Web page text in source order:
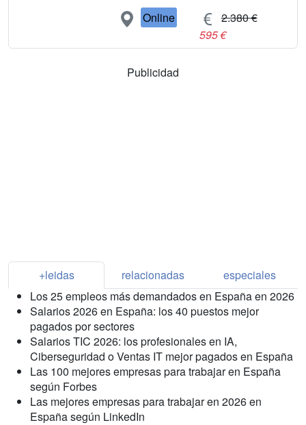
Online
2.380 €
595 €
Publicidad
+leidas relacionadas
especiales
Los 25 empleos más demandados en España en 2026
Salarios 2026 en España: los 40 puestos mejor
pagados por sectores
Salarios TIC 2026: los profesionales en IA,
Ciberseguridad o Ventas IT mejor pagados en España
Las 100 mejores empresas para trabajar en España
según Forbes
Las mejores empresas para trabajar en 2026 en
España según LinkedIn